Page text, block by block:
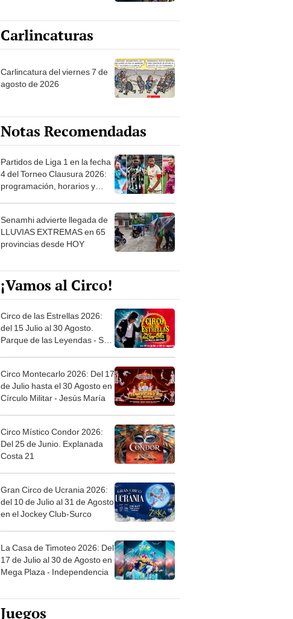
Carlincaturas
Carlincatura del viernes 7 de
agosto de 2026
Notas Recomendadas
Partidos de Liga 1 en la fecha
4 del Torneo Clausura 2026:
programación, horarios y
Senamhi advierte llegada de
LLUVIAS EXTREMAS en 65
provincias desde HOY
¡Vamos al Circo!
Circo de las Estrellas 2026:
del 15 Julio al 30 Agosto.
Parque de las Leyendas - San
Circo Montecarlo 2026: Del 17
de Julio hasta el 30 Agosto en
Círculo Militar - Jesús María
Circo Místico Condor 2026:
Del 25 de Junio. Explanada
Costa 21
Gran Circo de Ucrania 2026:
del 10 de Julio al 31 de Agosto
en el Jockey Club-Surco
La Casa de Timoteo 2026: Del
17 de Julio al 30 de Agosto en
Mega Plaza - Independencia
Juegos